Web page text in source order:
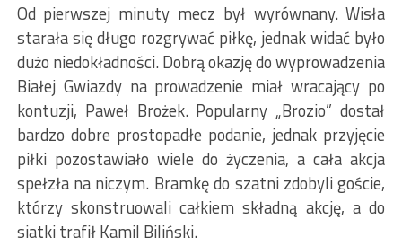
Od pierwszej minuty mecz był wyrównany. Wisła
starała się długo rozgrywać piłkę, jednak widać było
dużo niedokładności. Dobrą okazję do wyprowadzenia
Białej Gwiazdy na prowadzenie miał wracający po
kontuzji, Paweł Brożek. Popularny „Brozio” dostał
bardzo dobre prostopadłe podanie, jednak przyjęcie
piłki pozostawiało wiele do życzenia, a cała akcja
spełzła na niczym. Bramkę do szatni zdobyli goście,
którzy skonstruowali całkiem składną akcję, a do
siatki trafił Kamil Biliński.